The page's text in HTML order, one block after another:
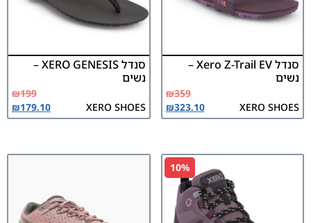
סנדל Xero Z-Trail EV –
נשים
XERO SHOES
₪359
₪323.10
סנדל XERO GENESIS –
נשים
XERO SHOES
₪199
₪179.10
10%